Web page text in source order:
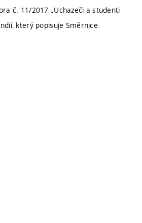
č. 11/2017 „Uchazeči a studenti
který popisuje Směrnice